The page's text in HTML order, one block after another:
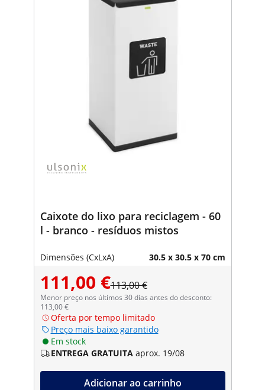
Caixote do lixo para reciclagem - 60
l - branco - resíduos mistos
Dimensões (CxLxA) 30.5 x 30.5 x 70 cm
111,00 €113,00 €
Menor preço nos últimos 30 dias antes do desconto:
113,00 €
Oferta por tempo limitado
Preço mais baixo garantido
Em stock
ENTREGA GRATUITA aprox. 19/08
Adicionar ao carrinho